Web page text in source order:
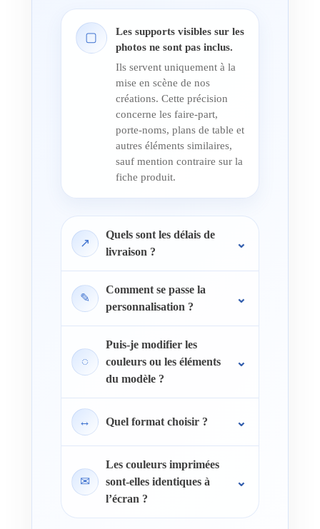
▢
Les supports visibles sur les
photos ne sont pas inclus.
Ils servent uniquement à la
mise en scène de nos
créations. Cette précision
concerne les faire-part,
porte-noms, plans de table et
autres éléments similaires,
sauf mention contraire sur la
fiche produit.
↗
Quels sont les délais de
livraison ?
✎
Comment se passe la
personnalisation ?
◌
Puis-je modifier les
couleurs ou les éléments
du modèle ?
↔ Quel format choisir ?
✉
Les couleurs imprimées
sont-elles identiques à
l’écran ?